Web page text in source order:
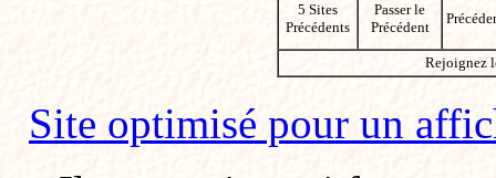
5 Sites
Précédents
Passer le
Précédent
Rejoignez
Site optimisé pour un